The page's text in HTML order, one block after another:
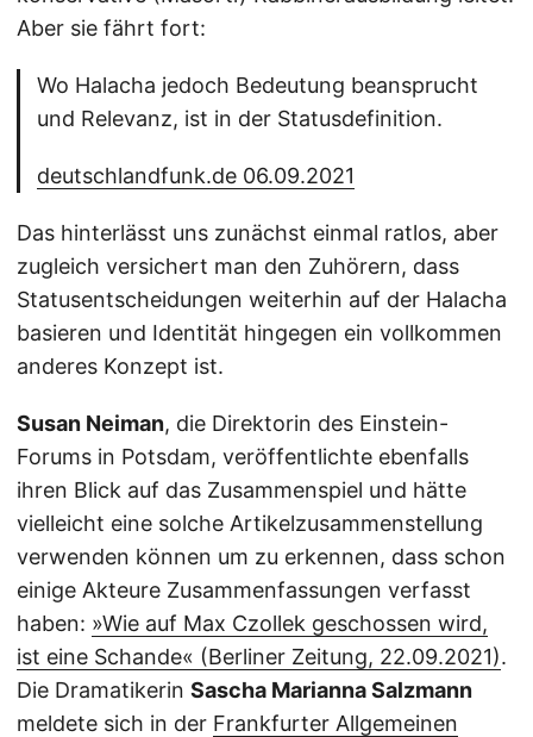
Aber sie fährt fort:
Wo Halacha jedoch Bedeutung beansprucht
und Relevanz, ist in der Statusdefinition.
deutschlandfunk.de 06.09.2021
Das hinterlässt uns zunächst einmal ratlos, aber
zugleich versichert man den Zuhörern, dass
Statusentscheidungen weiterhin auf der Halacha
basieren und Identität hingegen ein vollkommen
anderes Konzept ist.
Susan Neiman, die Direktorin des Einstein-
Forums in Potsdam, veröffentlichte ebenfalls
ihren Blick auf das Zusammenspiel und hätte
vielleicht eine solche Artikelzusammenstellung
verwenden können um zu erkennen, dass schon
einige Akteure Zusammenfassungen verfasst
haben: »Wie auf Max Czollek geschossen wird,
ist eine Schande« (Berliner Zeitung, 22.09.2021).
Die Dramatikerin Sascha Marianna Salzmann
meldete sich in der Frankfurter Allgemeinen